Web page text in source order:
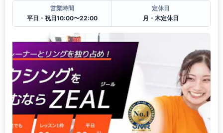
営業時間
平日・祝日10:00〜22:00
定休日
月・木定休日